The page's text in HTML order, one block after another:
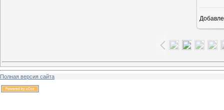
Полная версия сайта